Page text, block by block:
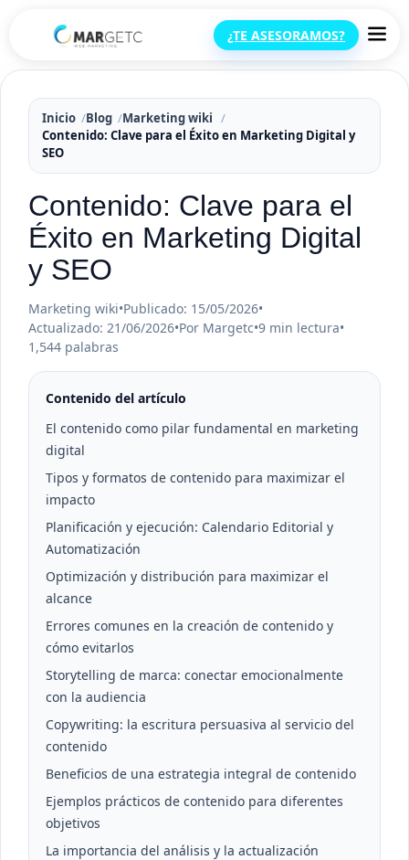
¿TE ASESORAMOS?
Inicio Blog
Marketing wiki
Contenido: Clave para el Éxito en Marketing Digital y
SEO
Contenido: Clave para el
Éxito en Marketing Digital
y SEO
Marketing wiki•Publicado: 15/05/2026•
Actualizado: 21/06/2026•Por Margetc•9 min lectura•
1,544 palabras
Contenido del artículo
El contenido como pilar fundamental en marketing
digital
Tipos y formatos de contenido para maximizar el
impacto
Planificación y ejecución: Calendario Editorial y
Automatización
Optimización y distribución para maximizar el
alcance
Errores comunes en la creación de contenido y
cómo evitarlos
Storytelling de marca: conectar emocionalmente
con la audiencia
Copywriting: la escritura persuasiva al servicio del
contenido
Beneficios de una estrategia integral de contenido
Ejemplos prácticos de contenido para diferentes
objetivos
La importancia del análisis y la actualización